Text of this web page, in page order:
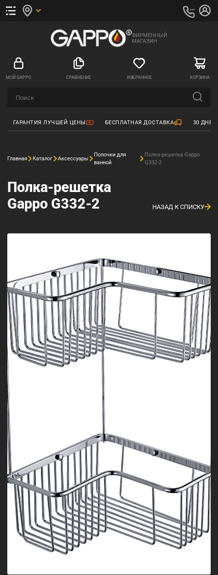
ФИРМЕННЫЙ
МАГАЗИН
МОЙ GAPPO СРАВНЕНИЕ ИЗБРАННОЕ КОРЗИНА
ГАРАНТИЯ ЛУЧШЕЙ ЦЕНЫ БЕСПЛАТНАЯ ДОСТАВКА 30
Главная Каталог Аксессуары
Полочки для
ванной
Полка-решетка Gappo
G332-2
Полка-решетка
Gappo G332-2
НАЗАД К СПИСКУ